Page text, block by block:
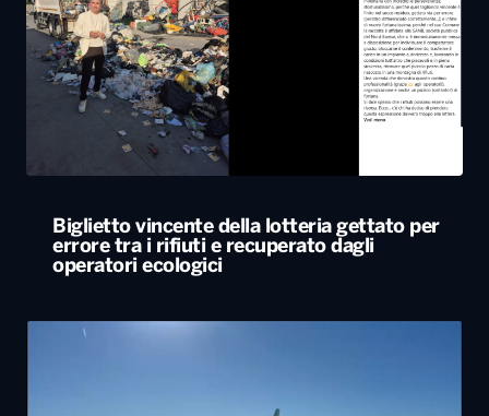
Biglietto vincente della lotteria gettato per
errore tra i rifiuti e recuperato dagli
operatori ecologici